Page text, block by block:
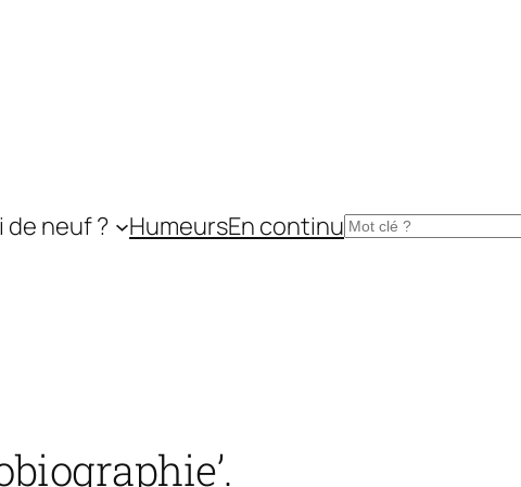
de neuf ? HumeursEn continuRechercher